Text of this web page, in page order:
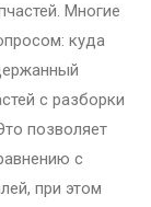
Многие
куда
с разборки
позволяет
с
при этом